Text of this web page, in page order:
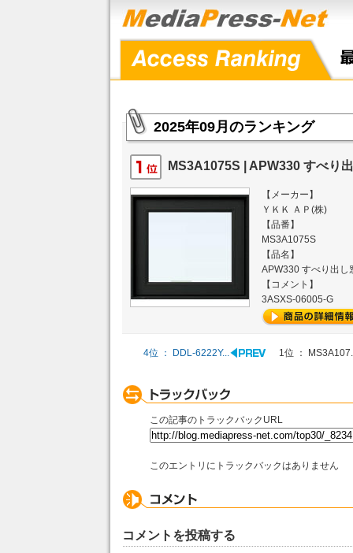
2025年09月のランキング
MS3A1075S | APW330 すべり
【メーカー】
ＹＫＫ ＡＰ(株)
【品番】
MS3A1075S
【品名】
APW330 すべり出し
【コメント】
3ASXS-06005-G
4位 ： DDL-6222Y... 1位 ：
この記事のトラックバックURL
このエントリにトラックバックはありません
コメントを投稿する